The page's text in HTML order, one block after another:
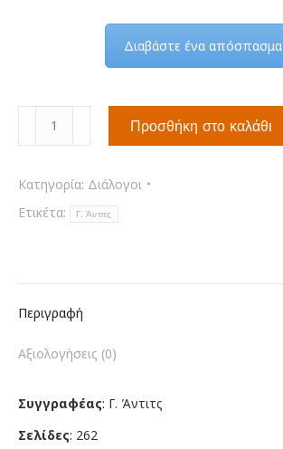
Διαβάστε ένα απόσπασμα
&
Ελληνο-
Προσθήκη στο καλάθι
Κατηγορία: Διάλογοι
Ετικέτα:
Γ. Άντιτς
Περιγραφή
Αξιολογήσεις (0)
Συγγραφέας: Γ. Άντιτς
Σελίδες: 262